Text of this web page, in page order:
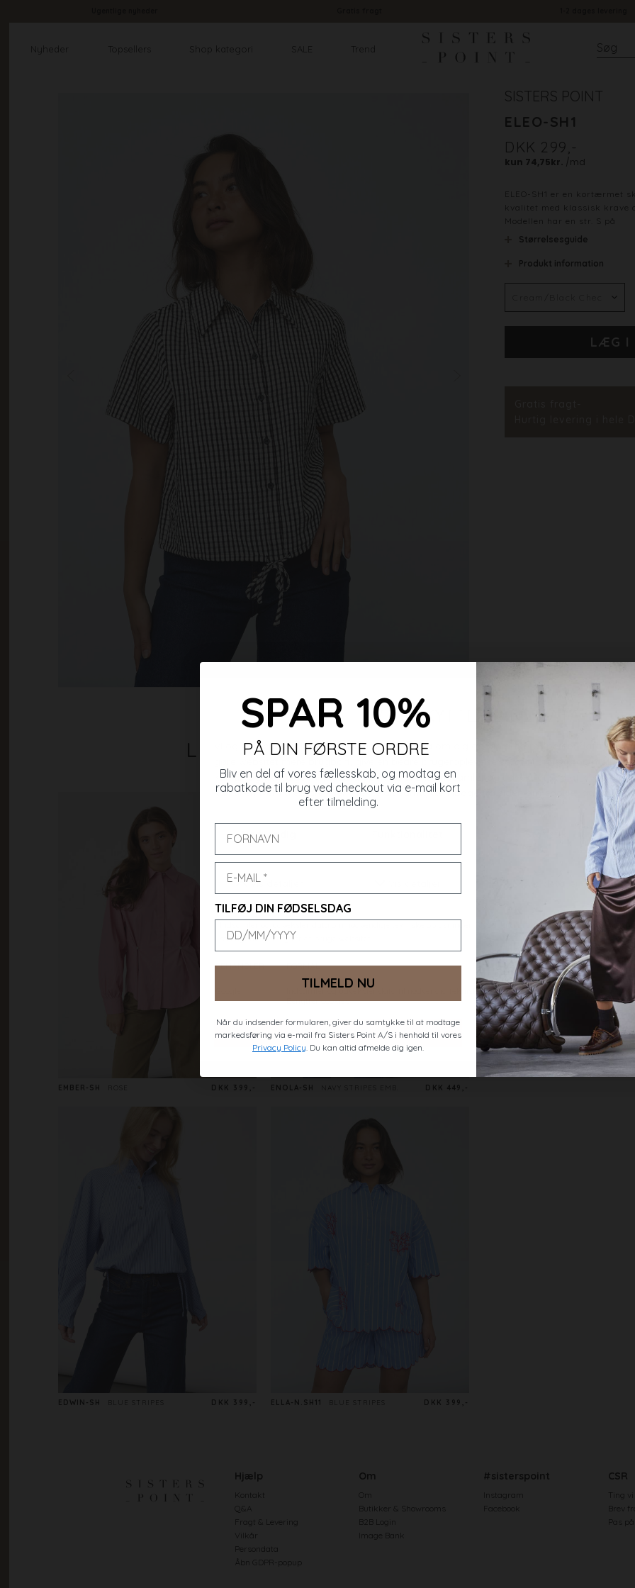
Nyheder Topsellers Shop kategori SALE Trend
SISTERS POINT
ELEO-SH1
DKK 299,-
ELEO-SH1 er en kortærmet
kvalitet med klassisk krave
Modellen har en str. S på
Størrelsesguide
Produkt information
Materiale
Stylenr.
Lignende varer
EMBER-SH DKK 399,- ENOLA-SH NAVY STRIPES EMB. DKK 449,-
EDWIN-SH BLUE STRIPES DKK 399,- ELLA-N.SH11 BLUE STRIPES DKK 399,-
Hjælp
Kontakt
Q&A
Fragt & Levering
Vilkår
Persondata
Åbn GDPR-popup
Om
Om
Butikker & Showrooms
B2B Login
Image Bank
#sisterspoint
Instagram
Facebook
CSR
Ting vi
Brev
Pas
SPAR 10%
PÅ DIN FØRSTE ORDRE
Bliv en del af vores fællesskab, og modtag en
rabatkode til brug ved checkout via e-mail kort
efter tilmelding.
TILFØJ DIN FØDSELSDAG
TILMELD NU
Når du indsender formularen, giver du samtykke til at modtage
markedsføring via e-mail fra Sisters Point A/S i henhold til vores
Privacy Policy . Du kan altid afmelde dig igen.